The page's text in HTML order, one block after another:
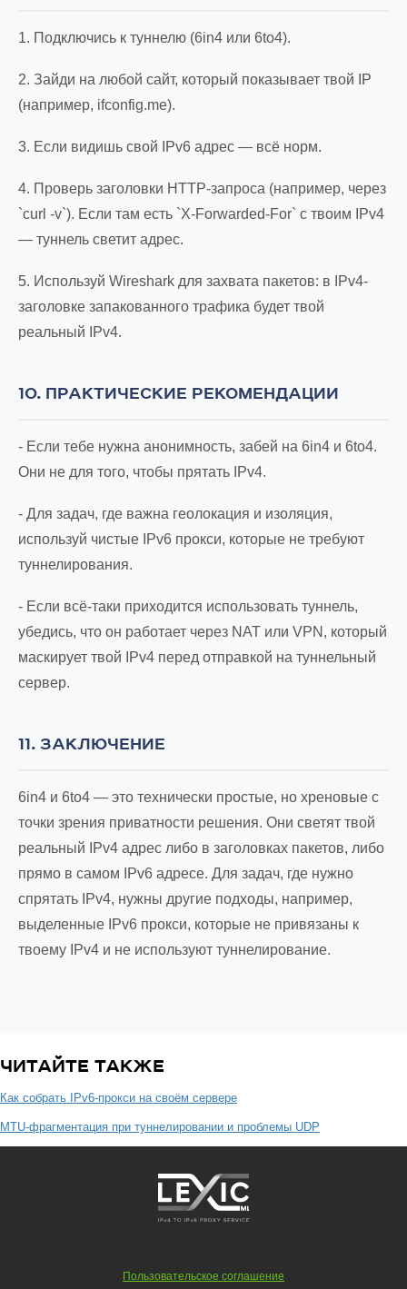
1. Подключись к туннелю (6in4 или 6to4).
2. Зайди на любой сайт, который показывает твой IP
(например, ifconfig.me).
3. Если видишь свой IPv6 адрес — всё норм.
4. Проверь заголовки HTTP-запроса (например, через
`curl -v`). Если там есть `X-Forwarded-For` с твоим IPv4
— туннель светит адрес.
5. Используй Wireshark для захвата пакетов: в IPv4-
заголовке запакованного трафика будет твой
реальный IPv4.
10. ПРАКТИЧЕСКИЕ РЕКОМЕНДАЦИИ
- Если тебе нужна анонимность, забей на 6in4 и 6to4.
Они не для того, чтобы прятать IPv4.
- Для задач, где важна геолокация и изоляция,
используй чистые IPv6 прокси, которые не требуют
туннелирования.
- Если всё-таки приходится использовать туннель,
убедись, что он работает через NAT или VPN, который
маскирует твой IPv4 перед отправкой на туннельный
сервер.
11. ЗАКЛЮЧЕНИЕ
6in4 и 6to4 — это технически простые, но хреновые с
точки зрения приватности решения. Они светят твой
реальный IPv4 адрес либо в заголовках пакетов, либо
прямо в самом IPv6 адресе. Для задач, где нужно
спрятать IPv4, нужны другие подходы, например,
выделенные IPv6 прокси, которые не привязаны к
твоему IPv4 и не используют туннелирование.
ЧИТАЙТЕ ТАКЖЕ
Как собрать IPv6-прокси на своём сервере
MTU-фрагментация при туннелировании и проблемы UDP
Пользовательское соглашение